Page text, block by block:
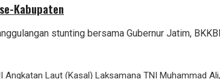
Kabupaten
stunting bersama Gubernur Jatim,
Laut (Kasal) Laksamana TNI Muhammad